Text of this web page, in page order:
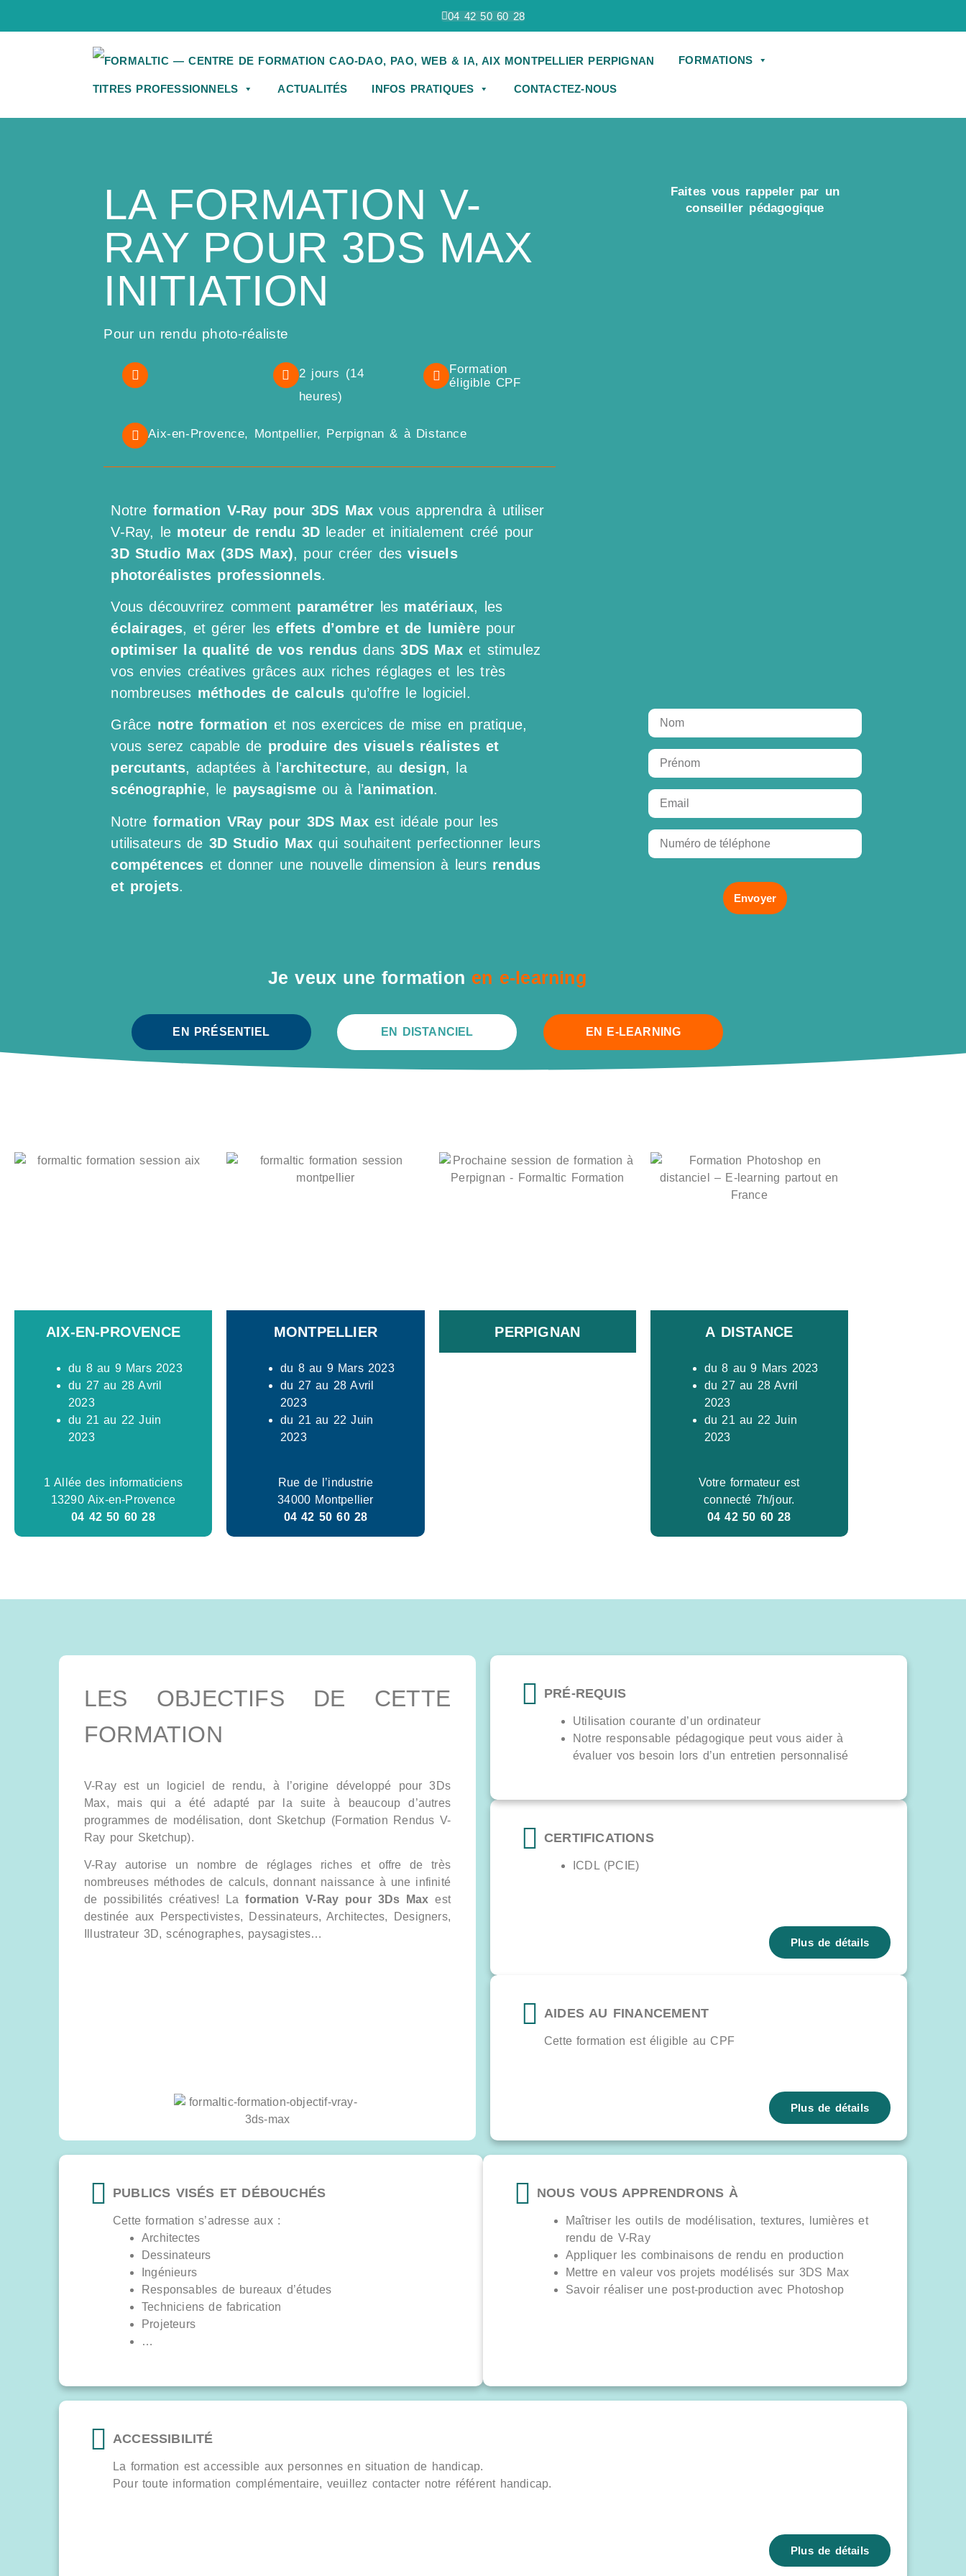
04 42 50 60 28
FORMATIONS
TITRES PROFESSIONNELS ACTUALITÉS INFOS PRATIQUES CONTACTEZ-NOUS
LA FORMATION V-
RAY POUR 3DS MAX
INITIATION
Pour un rendu photo-réaliste
2 jours (14
heures)
Formation
éligible CPF
Aix-en-Provence, Montpellier, Perpignan & à Distance
Notre formation V-Ray pour 3DS Max vous apprendra à utiliser
V-Ray, le moteur de rendu 3D leader et initialement créé pour
3D Studio Max (3DS Max), pour créer desvisuels
photoréalistes professionnels.
Vous découvrirez comment paramétrer les matériaux, les
éclairages, et gérer leseffets d’ombre et de lumière pour
optimiser la qualité de vos rendus dans3DS Maxet stimulez
vos envies créatives grâces aux riches réglages et les très
nombreuses méthodes de calculs qu’offre le logiciel.
Grâce notre formation et nos exercices de mise en pratique,
vous serez capable de produire des visuels réalistes et
percutants, adaptées à l’architecture, au design, la
scénographie, le paysagismeou à l’animation.
Notre formation VRay pour 3DS Max est idéale pour les
utilisateurs de 3D Studio Max qui souhaitent perfectionner leurs
compétences et donner une nouvelle dimension à leurs rendus
et projets.
Faites vous rappeler par un
conseiller pédagogique
Envoyer
Je veux une formation en e-learning
EN PRÉSENTIEL EN DISTANCIEL EN E-LEARNING
AIX-EN-PROVENCE
du 8 au 9 Mars 2023
du 27 au 28 Avril
2023
du 21 au 22 Juin
2023
1 Allée des informaticiens
13290 Aix-en-Provence
04 42 50 60 28
MONTPELLIER
du 8 au 9 Mars 2023
du 27 au 28 Avril
2023
du 21 au 22 Juin
2023
Rue de l’industrie
34000 Montpellier
04 42 50 60 28
PERPIGNAN A DISTANCE
du 8 au 9 Mars 2023
du 27 au 28 Avril
2023
du 21 au 22 Juin
2023
Votre formateur est
connecté 7h/jour.
04 42 50 60 28
LES OBJECTIFS DE CETTE
FORMATION
V-Ray est un logiciel de rendu, à l’origine développé pour 3Ds
Max, mais qui a été adapté par la suite à beaucoup d’autres
programmes de modélisation, dont Sketchup (Formation Rendus V-
Ray pour Sketchup).
V-Ray autorise un nombre de réglages riches et offre de très
nombreuses méthodes de calculs, donnant naissance à une infinité
de possibilités créatives! Laformation V-Ray pour 3Ds Max est
destinée aux Perspectivistes, Dessinateurs, Architectes, Designers,
Illustrateur 3D, scénographes, paysagistes…
PRÉ-REQUIS
Utilisation courante d’un ordinateur
Notre responsable pédagogique peut vous aider à
évaluer vos besoin lors d’un entretien personnalisé
CERTIFICATIONS
ICDL (PCIE)
Plus de détails
AIDES AU FINANCEMENT
Cette formation est éligible au CPF
Plus de détails
PUBLICS VISÉS ET DÉBOUCHÉS
Cette formation s’adresse aux :
Architectes
Dessinateurs
Ingénieurs
Responsables de bureaux d’études
Techniciens de fabrication
Projeteurs
…
NOUS VOUS APPRENDRONS À
Maîtriser les outils de modélisation, textures, lumières et
rendu de V-Ray
Appliquer les combinaisons de rendu en production
Mettre en valeur vos projets modélisés sur 3DS Max
Savoir réaliser une post-production avec Photoshop
ACCESSIBILITÉ
La formation est accessible aux personnes en situation de handicap.
Pour toute information complémentaire, veuillez contacter notre référent handicap.
Plus de détails